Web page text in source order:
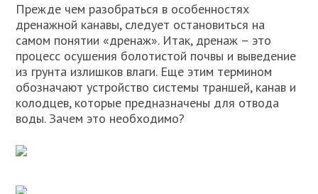
Прежде чем разобраться в особенностях
дренажной канавы, следует остановиться на
самом понятии «дренаж». Итак, дренаж – это
процесс осушения болотистой почвы и выведение
из грунта излишков влаги. Еще этим термином
обозначают устройство системы траншей, канав и
колодцев, которые предназначены для отвода
воды. Зачем это необходимо?